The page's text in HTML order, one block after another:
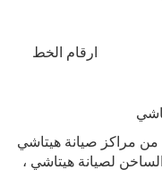
ارقام الخط
مراكز صيانة هيتاشي
لصيانة هيتاشي ،